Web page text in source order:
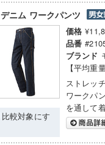
デニム ワークパンツ
比較対象にす
価格
品番
ブランド
【平均重
ストレッ
ワークパ
を通して